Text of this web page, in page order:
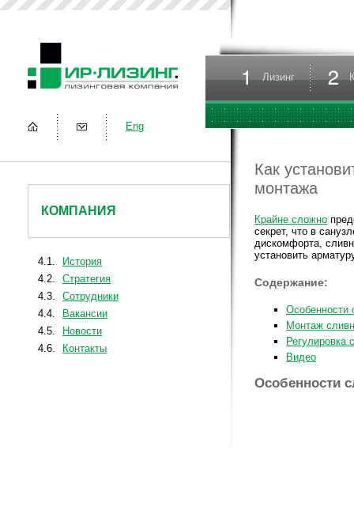
Eng
КОМПАНИЯ
4.1.
История
4.2.
Стратегия
4.3.
Сотрудники
4.4.
Вакансии
4.5.
Новости
4.6.
Контакты
Лизинг
Как
монтажа
Крайне сложно
секрет, что в
дискомфорта,
установить
Содержание:
Особенности
Монтаж
Регулировка
Видео
Особенности